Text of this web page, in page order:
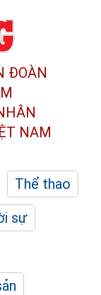
ĐOÀN
NAM
Thể thao
sự